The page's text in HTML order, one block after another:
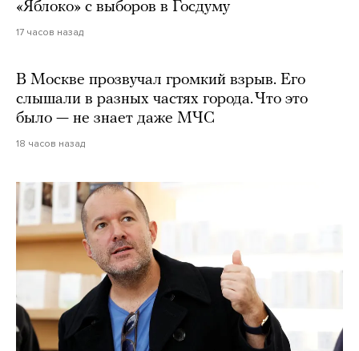
«Яблоко» с выборов в Госдуму
17 часов назад
В Москве прозвучал громкий взрыв. Его
слышали в разных частях города. Что это
было — не знает даже МЧС
18 часов назад